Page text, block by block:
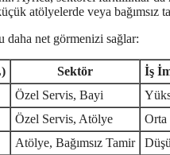
atölyelerde veya bağımsız
daha net görmenizi sağlar:
Sektör
İş
Özel Servis, Bayi
Özel Servis, Atölye
Orta
Atölye, Bağımsız Tamir